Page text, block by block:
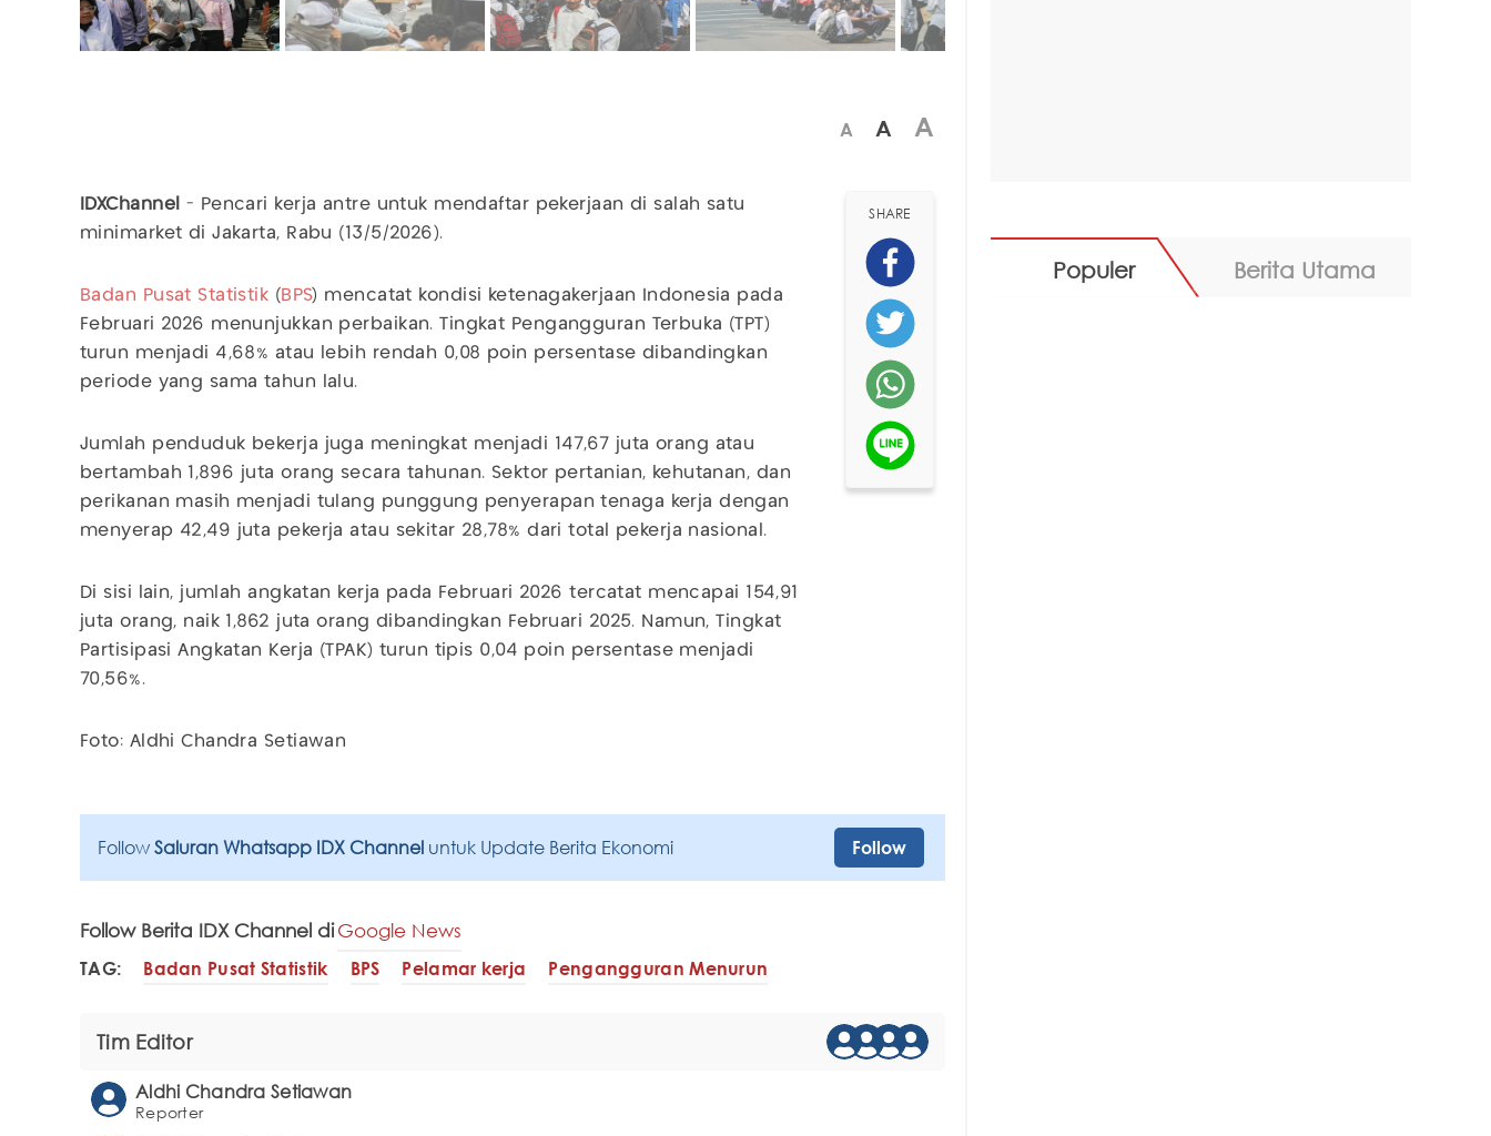
A A A
IDXChannel - Pencari kerja antre untuk mendaftar pekerjaan di salah satu
minimarket di Jakarta, Rabu (13/5/2026).
Badan Pusat Statistik ( BPS) mencatat kondisi ketenagakerjaan Indonesia pada
Februari 2026 menunjukkan perbaikan. Tingkat Pengangguran Terbuka (TPT)
turun menjadi 4,68% atau lebih rendah 0,08 poin persentase dibandingkan
periode yang sama tahun lalu.
Jumlah penduduk bekerja juga meningkat menjadi 147,67 juta orang atau
bertambah 1,896 juta orang secara tahunan. Sektor pertanian, kehutanan, dan
perikanan masih menjadi tulang punggung penyerapan tenaga kerja dengan
menyerap 42,49 juta pekerja atau sekitar 28,78% dari total pekerja nasional.
Di sisi lain, jumlah angkatan kerja pada Februari 2026 tercatat mencapai 154,91
juta orang, naik 1,862 juta orang dibandingkan Februari 2025. Namun, Tingkat
Partisipasi Angkatan Kerja (TPAK) turun tipis 0,04 poin persentase menjadi
70,56%.
Foto: Aldhi Chandra Setiawan
SHARE
Follow Saluran Whatsapp IDX Channel untuk Update Berita Ekonomi Follow
Follow Berita IDX Channel diGoogle News
TAG: Badan Pusat Statistik BPS Pelamar kerja Pengangguran Menurun
Tim Editor
Aldhi Chandra Setiawan
Reporter
Populer Berita Utama